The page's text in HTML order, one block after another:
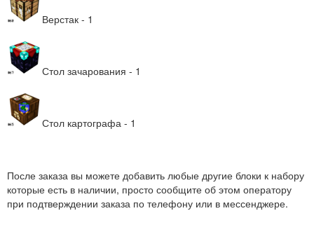
Верстак - 1
Стол зачарования - 1
Стол картографа - 1
После заказа вы можете добавить любые другие блоки к набору
которые есть в наличии, просто сообщите об этом оператору
при подтверждении заказа по телефону или в мессенджере.